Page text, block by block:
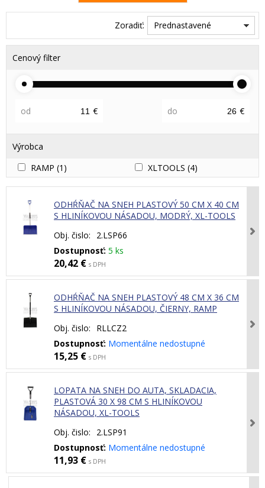
Zoradiť: Prednastavené
Cenový filter
od € do €
Výrobca
RAMP (1) XLTOOLS (4)
ODHŔŇAČ NA SNEH PLASTOVÝ 50 CM X 40 CM
S HLINÍKOVOU NÁSADOU, MODRÝ, XL-TOOLS
Obj. čislo:
2.LSP66
Dostupnosť: 5 ks
20,42 € s DPH
ODHŔŇAČ NA SNEH PLASTOVÝ 48 CM X 36 CM
S HLINÍKOVOU NÁSADOU, ČIERNY, RAMP
Obj. čislo:
RLLCZ2
Dostupnosť: Momentálne nedostupné
15,25 € s DPH
LOPATA NA SNEH DO AUTA, SKLADACIA,
PLASTOVÁ 30 X 98 CM S HLINÍKOVOU
NÁSADOU, XL-TOOLS
Obj. čislo:
2.LSP91
Dostupnosť: Momentálne nedostupné
11,93 € s DPH